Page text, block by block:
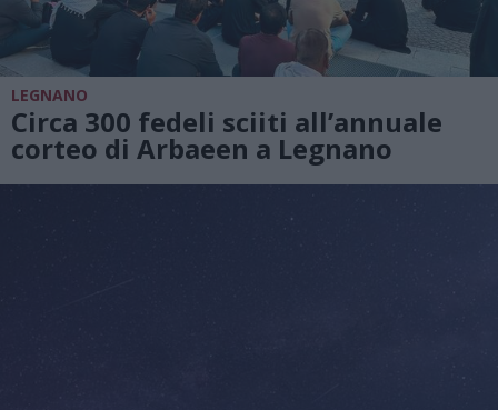
LEGNANO
Circa 300 fedeli sciiti all’annuale
corteo di Arbaeen a Legnano